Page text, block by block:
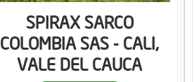
SPIRAX SARCO
COLOMBIA SAS - CALI,
VALE DEL CAUCA